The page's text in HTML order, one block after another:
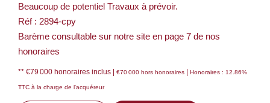
Beaucoup de potentiel Travaux à prévoir.
Réf : 2894-cpy
Barème consultable sur notre site en page 7 de nos
honoraires
** €79 000 honoraires inclus | €70 000 hors honoraires | Honoraires : 12.86%
TTC à la charge de l'acquéreur